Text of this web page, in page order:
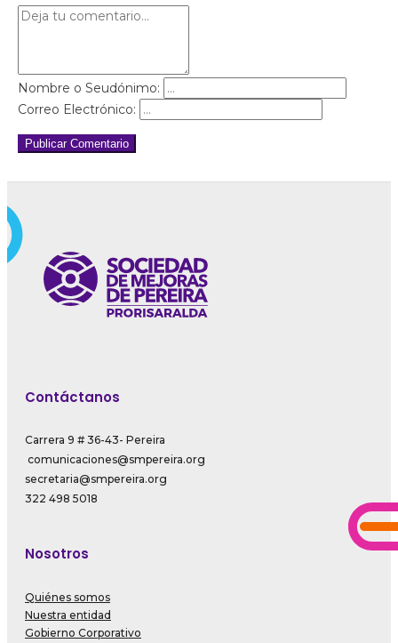
Nombre o Seudónimo:
Correo Electrónico:
Publicar Comentario
Contáctanos
Carrera 9 # 36-43- Pereira
comunicaciones@smpereira.org
secretaria@smpereira.org
322 498 5018
Nosotros
Quiénes somos
Nuestra entidad
Gobierno Corporativo